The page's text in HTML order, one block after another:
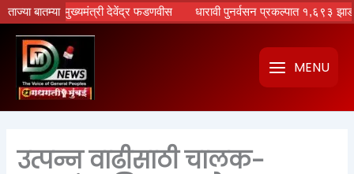
ताज्या बातम्या– मुख्यमंत्री देवेंद्र फडणवीस धारावी पुनर्वसन प्रकल्पात १,६९३ झाडांवर
Skip
to
content
MENU
उत्पन्न वाढीसाठी चालक-